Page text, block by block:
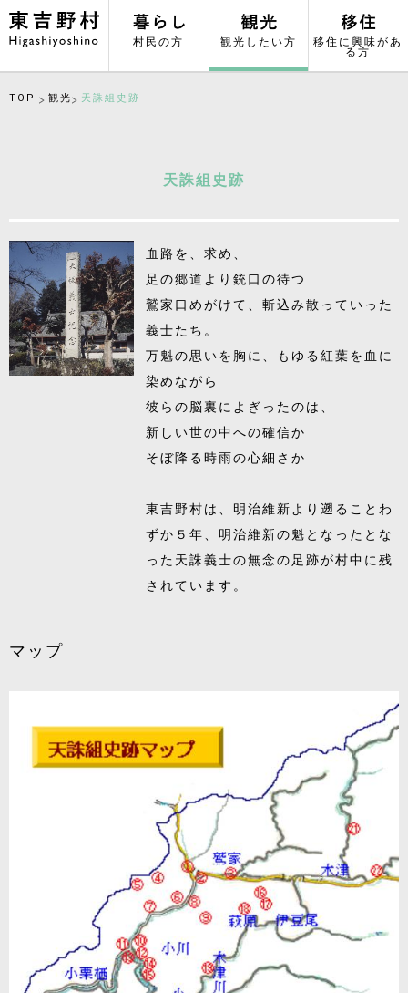
村民の方 観光したい方 移住に興味があ
る方
TOP 観光 天誅組史跡
天誅組史跡
血路を、求め、
足の郷道より銃口の待つ
鷲家口めがけて、斬込み散っていった
義士たち。
万魁の思いを胸に、もゆる紅葉を血に
染めながら
彼らの脳裏によぎったのは、
新しい世の中への確信か
そぼ降る時雨の心細さか
東吉野村は、明治維新より遡ることわ
ずか５年、明治維新の魁となったとな
った天誅義士の無念の足跡が村中に残
されています。
マップ